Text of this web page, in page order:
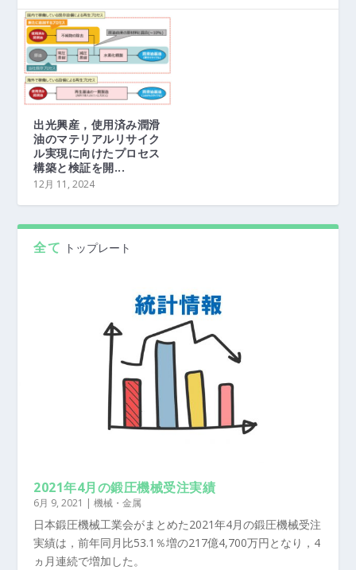
出光興産，使用済み潤滑
油のマテリアルリサイク
ル実現に向けたプロセス
構築と検証を開...
12月 11, 2024
全て トップレート
2021年4月の鍛圧機械受注実績
6月 9, 2021 |機械・金属
日本鍛圧機械工業会がまとめた2021年4月の鍛圧機械受注
実績は，前年同月比53.1％増の217億4,700万円となり，4
ヵ月連続で増加した。